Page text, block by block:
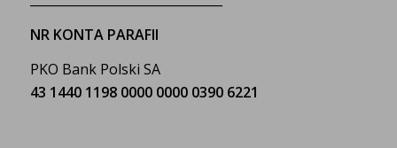
NR KONTA PARAFII
PKO Bank Polski SA
43 1440 1198 0000 0000 0390 6221